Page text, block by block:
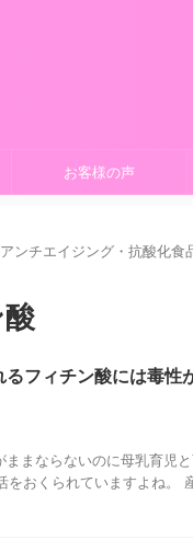
お客様の声
ンチエイジング・抗酸化食
フィチン酸には毒性
まならないのに母乳育児
おくられていますよね。